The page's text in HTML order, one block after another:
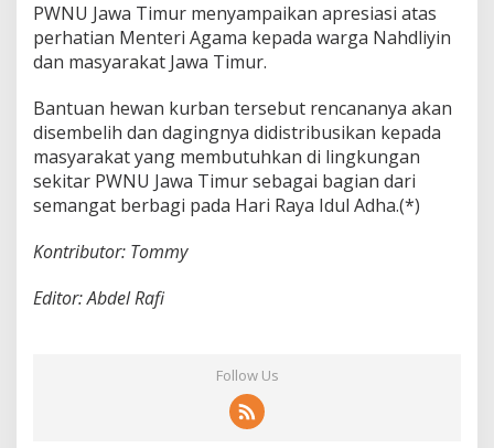
U
k
h
w
a
h
d
a
n
K
p
PWNU Jawa Timur menyampaikan apresiasi atas
perhatian Menteri Agama kepada warga Nahdliyin
dan masyarakat Jawa Timur.
Bantuan hewan kurban tersebut rencananya akan
disembelih dan dagingnya didistribusikan kepada
masyarakat yang membutuhkan di lingkungan
sekitar PWNU Jawa Timur sebagai bagian dari
semangat berbagi pada Hari Raya Idul Adha.(*)
Kontributor: Tommy
Editor: Abdel Rafi
Follow Us